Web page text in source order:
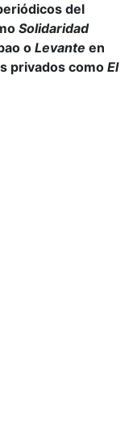
del
Solidaridad
oLevante en
privados como El